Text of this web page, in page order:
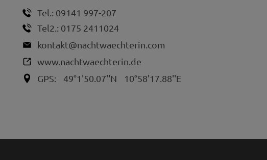
Tel.: 09141 997-207
Tel2.: 0175 2411024
kontakt@nachtwaechterin.com
www.nachtwaechterin.de
GPS:
49°1'50.07''N 10°58'17.88''E